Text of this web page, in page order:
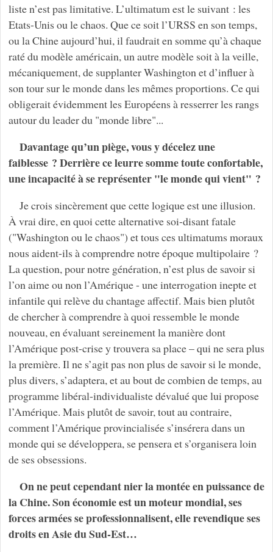
liste n’est pas limitative. L’ultimatum est le suivant : les
Etats-Unis ou le chaos. Que ce soit l’URSS en son temps,
ou la Chine aujourd’hui, il faudrait en somme qu’à chaque
raté du modèle américain, un autre modèle soit à la veille,
mécaniquement, de supplanter Washington et d’influer à
son tour sur le monde dans les mêmes proportions. Ce qui
obligerait évidemment les Européens à resserrer les rangs
autour du leader du "monde libre"...
Davantage qu’un piège, vous y décelez une
faiblesse ? Derrière ce leurre somme toute confortable,
une incapacité à se représenter "le monde qui vient" ?
Je crois sincèrement que cette logique est une illusion.
À vrai dire, en quoi cette alternative soi-disant fatale
("Washington ou le chaos") et tous ces ultimatums moraux
nous aident-ils à comprendre notre époque multipolaire ?
La question, pour notre génération, n’est plus de savoir si
l’on aime ou non l’Amérique - une interrogation inepte et
infantile qui relève du chantage affectif. Mais bien plutôt
de chercher à comprendre à quoi ressemble le monde
nouveau, en évaluant sereinement la manière dont
l’Amérique post-crise y trouvera sa place – qui ne sera plus
la première. Il ne s’agit pas non plus de savoir si le monde,
plus divers, s’adaptera, et au bout de combien de temps, au
programme libéral-individualiste dévalué que lui propose
l’Amérique. Mais plutôt de savoir, tout au contraire,
comment l’Amérique provincialisée s’insérera dans un
monde qui se développera, se pensera et s’organisera loin
de ses obsessions.
On ne peut cependant nier la montée en puissance de
la Chine. Son économie est un moteur mondial, ses
forces armées se professionnalisent, elle revendique ses
droits en Asie du Sud-Est…